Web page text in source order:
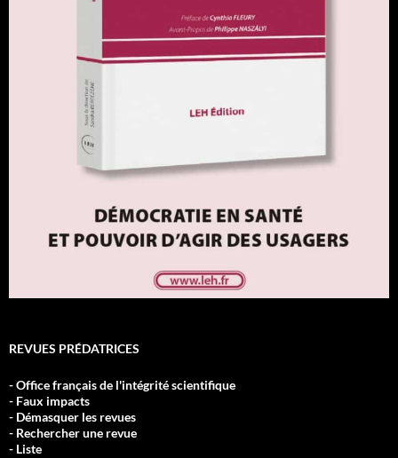
REVUES PRÉDATRICES
- Office français de l'intégrité scientifique
- Faux impacts
- Démasquer les revues
- Rechercher une revue
- Liste